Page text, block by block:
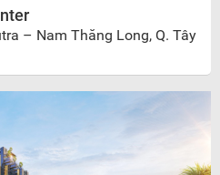
– Nam Thăng Long, Q. Tây